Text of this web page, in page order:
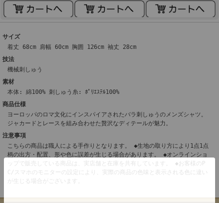
サイズ
着丈 68cm 肩幅 60cm 胸囲 126cm 袖丈 28cm
技法
機械刺しゅう
素材
本体: 綿100% 刺しゅう糸: ﾎﾟﾘｴｽﾃﾙ100%
商品仕様
ヨーロッパのロマ文化にインスパイアされたバラ刺しゅうのメンズシャツ。
ジャカードとレースを組み合わせた贅沢なディテールが魅力。
注意事項
こちらの商品は職人による手作りとなります。 ◆生地の取り方により1点1点
柄の出方・配置、形や色に誤差が生じる場合があります。 ◆オンラインショ
ップで販売している商品は、実店舗と在庫を共有しています。 ◆お客様のP
C/スマホのモニターの設定により、実際の商品の色味と表示される色に違い
が生じる場合がございます。